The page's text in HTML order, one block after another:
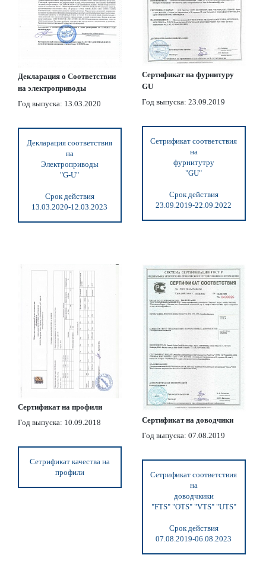
Декларация о Соответствии
на электроприводы
Год выпуска: 13.03.2020
Декларация соответствия
на
Электроприводы
"G-U"
Срок действия
13.03.2020-12.03.2023
Сертификат на фурнитуру
GU
Год выпуска: 23.09.2019
Сетрификат соответствия
на
фурнитутру
"GU"
Срок действия
23.09.2019-22.09.2022
Сертификат на профили
Год выпуска: 10.09.2018
Сетрификат качества на
профили
Сертификат на доводчики
Год выпуска: 07.08.2019
Сетрификат соответствия
на
доводчкики
"FTS" "OTS" "VTS" "UTS"
Срок действия
07.08.2019-06.08.2023